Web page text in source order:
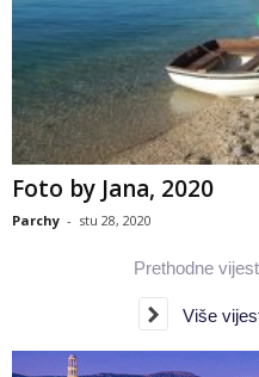
Foto by Jana, 2020
Parchy - stu 28, 2020
Prethodne
Više